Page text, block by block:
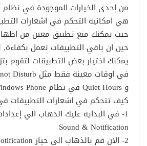
هي امكانية التحكم في اشعارات
حيث يمكنك منع تطبيق معين من
حين ان باقي التطبيقات تعمل
يمكنك اختيار بعض التطبيقات لتقوم
كيف تتحكم في اشعارات التطبيقات
1- في البداية عليك الذهاب الي
Sound & Notification